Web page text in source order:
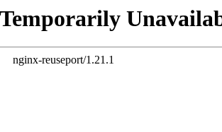
nginx-reuseport/1.21.1